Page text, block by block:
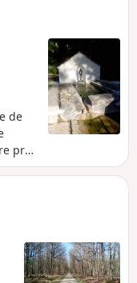
de
prés